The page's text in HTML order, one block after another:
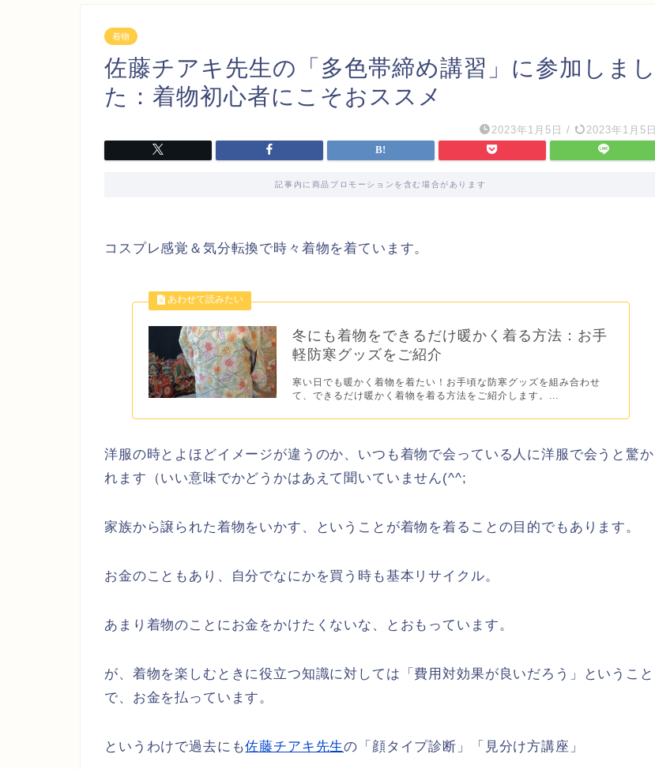
着物
佐藤チアキ先生の「多色帯締め講習」に参加しまし
た：着物初心者にこそおススメ
2023年1月5日 / 2023年1月5日
記事内に商品プロモーションを含む場合があります
コスプレ感覚＆気分転換で時々着物を着ています。
冬にも着物をできるだけ暖かく着る方法：お手
軽防寒グッズをご紹介
寒い日でも暖かく着物を着たい！お手頃な防寒グッズを組み合わせ
て、できるだけ暖かく着物を着る方法をご紹介します。...
洋服の時とよほどイメージが違うのか、いつも着物で会っている人に洋服で会うと驚か
れます（いい意味でかどうかはあえて聞いていません(^^;
家族から譲られた着物をいかす、ということが着物を着ることの目的でもあります。
お金のこともあり、自分でなにかを買う時も基本リサイクル。
あまり着物のことにお金をかけたくないな、とおもっています。
が、着物を楽しむときに役立つ知識に対しては「費用対効果が良いだろう」ということ
で、お金を払っています。
というわけで過去にも佐藤チアキ先生の「顔タイプ診断」「見分け方講座」